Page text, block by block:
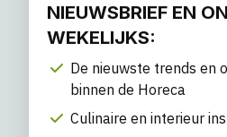
NIEUWSBRIEF EN
WEKELIJKS:
De nieuwste trends en
binnen de Horeca
Culinaire en interieur